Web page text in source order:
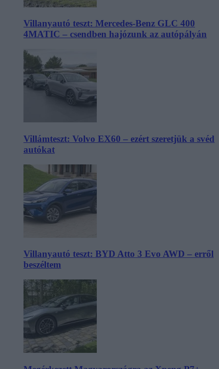
Villanyautó teszt: Mercedes-Benz GLC 400
4MATIC – csendben hajózunk az autópályán
Villámteszt: Volvo EX60 – ezért szeretjük a svéd
autókat
Villanyautó teszt: BYD Atto 3 Evo AWD – erről
beszéltem